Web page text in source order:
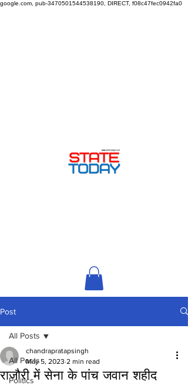
google.com, pub-3470501544538190, DIRECT, f08c47fec0942fa0
Post
All Posts
Politics
All Posts
राजौरी में सेना के पांच जवान शहीद
chandrapratapsingh
May 5, 2023 2 min read